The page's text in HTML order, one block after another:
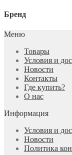
Бренд
Меню
Товары
Условия и
Новости
Контакты
Где купить?
О нас
Информация
Условия и
Новости
Политика